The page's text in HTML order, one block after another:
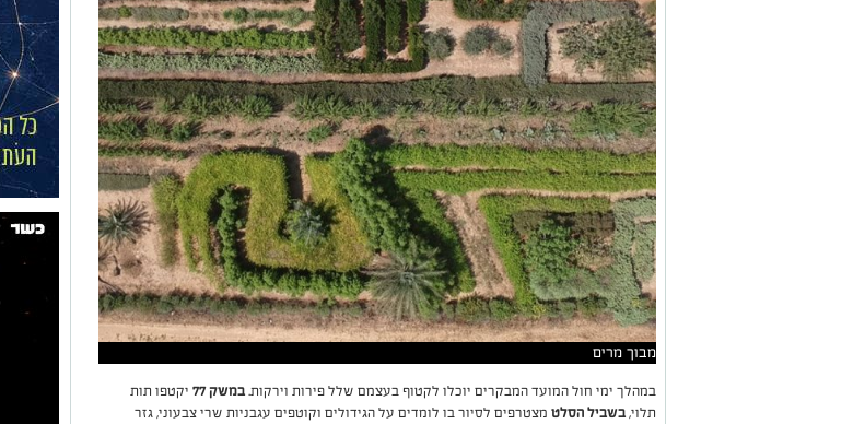
מבוך מרים
במהלך ימי חול המועד המבקרים יוכלו לקטוף בעצמם שלל פירות וירקות.במשק 77
יקטפו תות
תלוי,בשביל הסלט מצטרפים לסיור בו לומדים על הגידולים וקוטפים עגבניות שרי צבעוני, גזר